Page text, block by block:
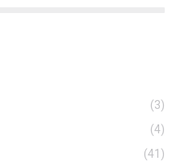
(3)
(4)
(41)